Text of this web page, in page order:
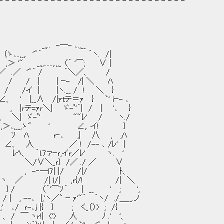
─- ､.,__
'"´ ｀ヽ. /|
（｀ '⌒; ∨ |
＼／、 /
/ / | | ｰ- /| ＼ ﾊ
.__ / ! ＼ }
/|ｧｔテ＝ｧ } `' iｰ- ､
| ゞ-ﾟ'´| / | '､ }
ゞ-ﾟ' ""ﾚ' / ヽ./
ゝ" ' ∠,. イ! }
ｿ ﾊ r‐､ ,| 八 , ,ﾊ
人 ／ ! /-- ､ /ﾚ' |
l.7ァｰｒ,イr／ﾚ' ヽ. '
/∨＼_ｒ} /／ ./ ／ ∨
, -‐─l7| |/ /|/ ﾄ、
／ /| l/| ,r{/! /| ＼
（｀'⌒ｿ´ | __ ' ; ',
` ｰ ｧ'"´ ｀ヽ/ ./＿__.ノ
|{ } ; く_（）) ; /{
ﾉ .' '、